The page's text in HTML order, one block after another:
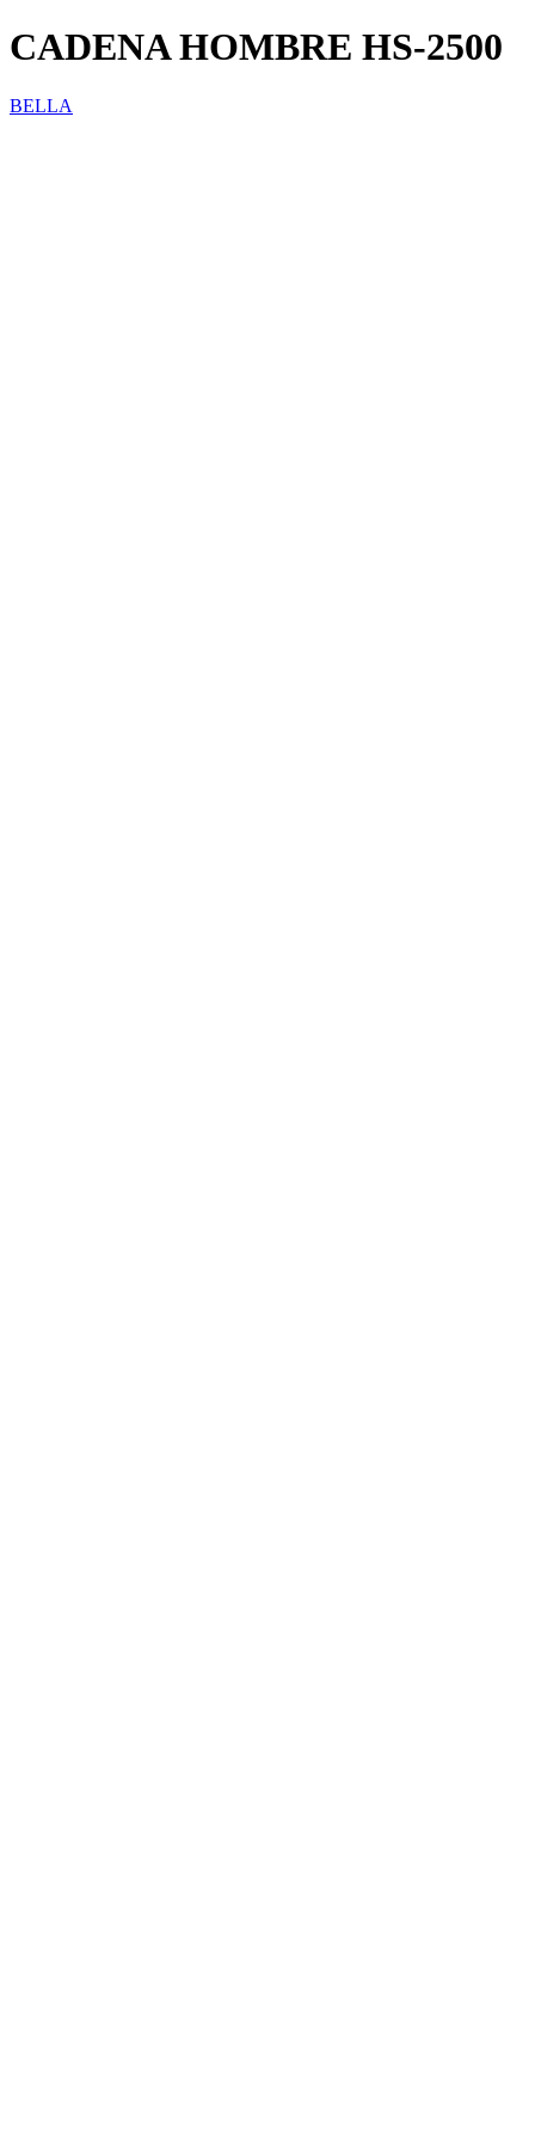
CADENA HOMBRE HS-2500
BELLA